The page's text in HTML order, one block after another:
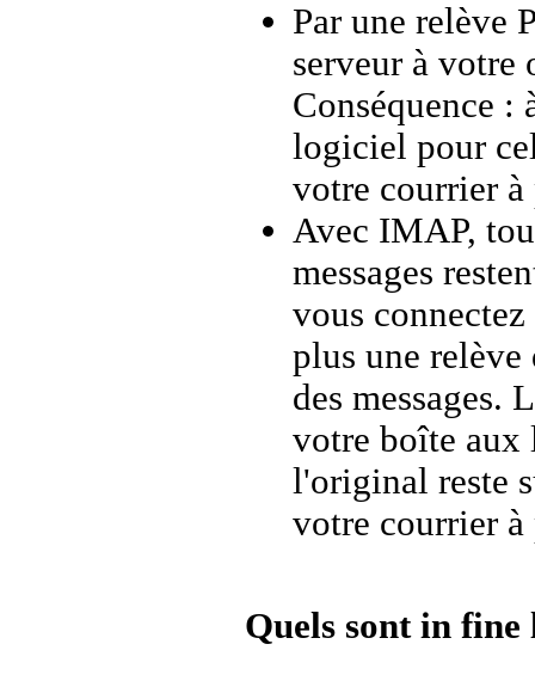
Par une relève
serveur à votre
Conséquence :
logiciel pour
votre courrier à
Avec IMAP,
messages
vous
plus une relève
des messages.
votre boîte aux
l'original reste
votre courrier à
Quels sont in